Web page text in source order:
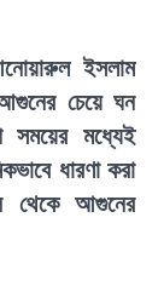
ইসলাম
চেয়ে ঘন
সময়ের মধ্যেই
ধারণা করা
থেকে আগুনের